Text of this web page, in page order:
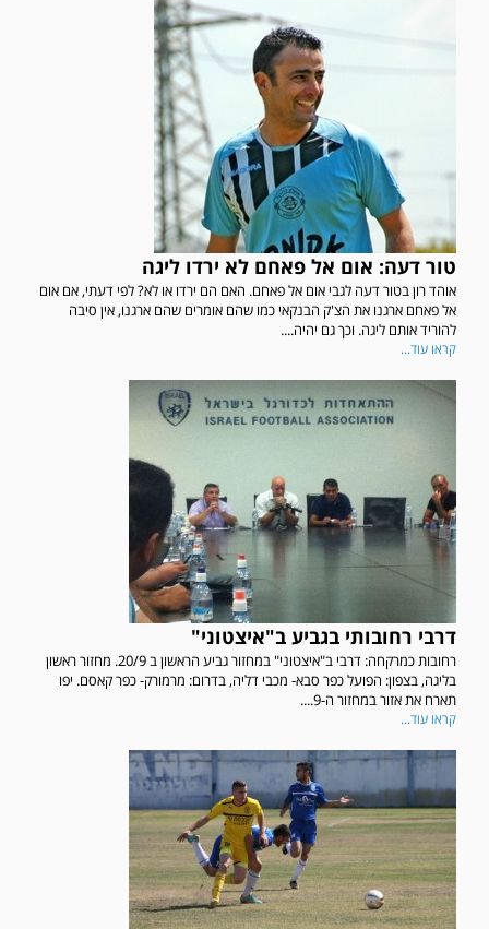
טור דעה: אום אל פאחם לא ירדו ליגה
אוהד רון בטור דעה לגבי אום אל פאחם. האם הם ירדו או לא? לפי דעתי, אם אום
אל פאחם ארגנו את הצ'ק הבנקאי כמו שהם אומרים שהם ארגנו, אין סיבה
להוריד אותם ליגה. וכך גם יהיה....
קראו עוד...
דרבי רחובותי בגביע ב"איצטוני"
רחובות כמרקחה: דרבי ב"איצטוני" במחזור גביע הראשון ב 20/9. מחזור ראשון
בליגה, בצפון: הפועל כפר סבא- מכבי דליה, בדרום: מרמורק- כפר קאסם. יפו
תארח את אזור במחזור ה-9....
קראו עוד...